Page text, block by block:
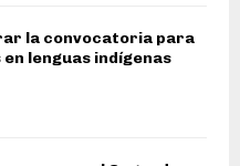
la convocatoria para
lenguas indígenas